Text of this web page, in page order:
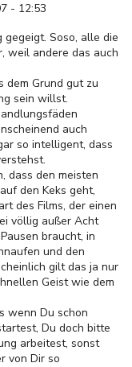
- 12:53
gegeigt. Soso, alle die
weil andere das auch
dem Grund gut zu
sein willst.
auch
so intelligent, dass
dass den meisten
den Keks geht,
des Films, der einen
völlig außer Acht
braucht, in
und den
gilt das ja nur
Geist wie dem
wenn Du schon
Du doch bitte
arbeitest, sonst
von Dir so